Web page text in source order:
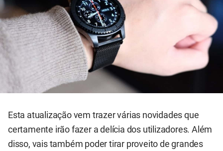
Esta atualização vem trazer várias novidades que
certamente irão fazer a delícia dos utilizadores. Além
disso, vais também poder tirar proveito de grandes